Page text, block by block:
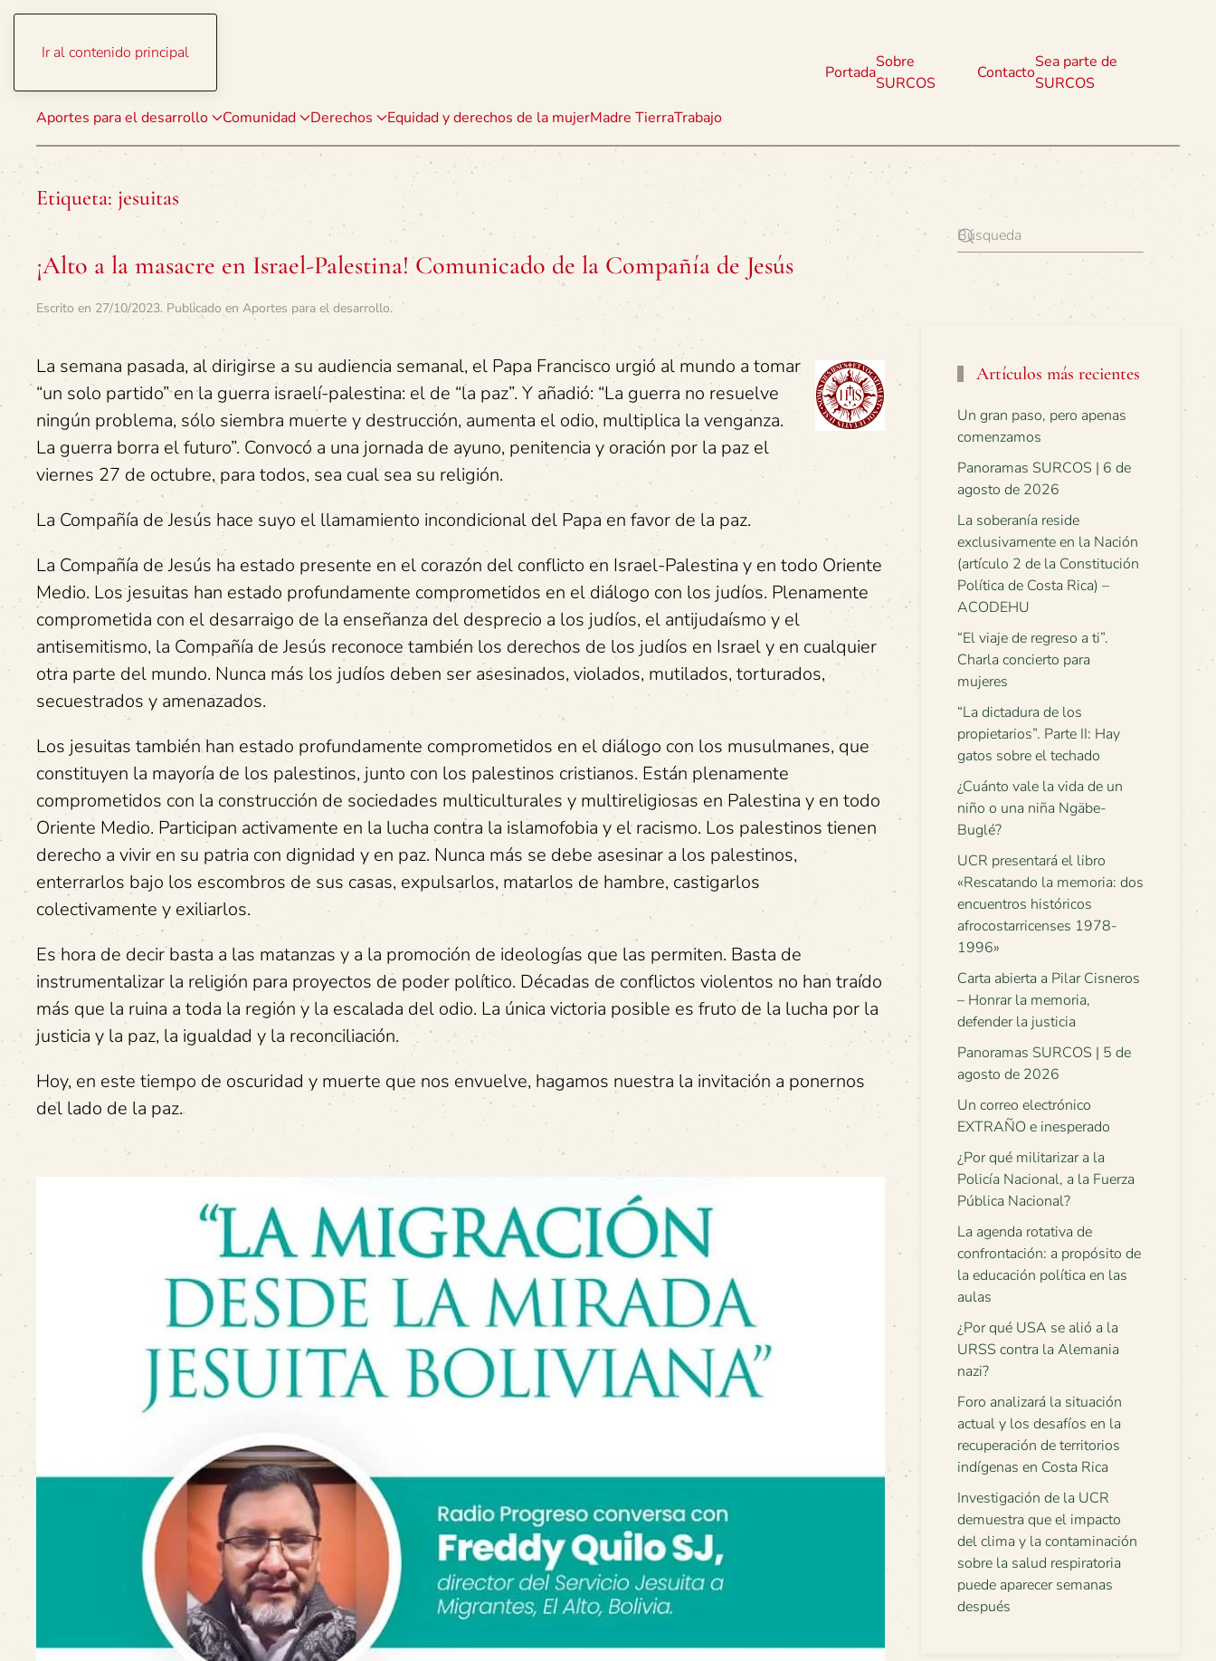
Ir al contenido principal
Aportes para el desarrollo Comunidad Derechos Equidad y derechos de la mujerMadre TierraTrabajo
Portada
Sobre
SURCOS
Contacto
Sea parte de
SURCOS
Etiqueta: jesuitas
¡Alto a la masacre en Israel-Palestina! Comunicado de la Compañía de Jesús
Escrito en 27/10/2023. Publicado en Aportes para el desarrollo.
La semana pasada, al dirigirse a su audiencia semanal, el Papa Francisco urgió al mundo a tomar
“un solo partido” en la guerra israelí-palestina: el de “la paz”. Y añadió: “La guerra no resuelve
ningún problema, sólo siembra muerte y destrucción, aumenta el odio, multiplica la venganza.
La guerra borra el futuro”. Convocó a una jornada de ayuno, penitencia y oración por la paz el
viernes 27 de octubre, para todos, sea cual sea su religión.
La Compañía de Jesús hace suyo el llamamiento incondicional del Papa en favor de la paz.
La Compañía de Jesús ha estado presente en el corazón del conflicto en Israel-Palestina y en todo Oriente
Medio. Los jesuitas han estado profundamente comprometidos en el diálogo con los judíos. Plenamente
comprometida con el desarraigo de la enseñanza del desprecio a los judíos, el antijudaísmo y el
antisemitismo, la Compañía de Jesús reconoce también los derechos de los judíos en Israel y en cualquier
otra parte del mundo. Nunca más los judíos deben ser asesinados, violados, mutilados, torturados,
secuestrados y amenazados.
Los jesuitas también han estado profundamente comprometidos en el diálogo con los musulmanes, que
constituyen la mayoría de los palestinos, junto con los palestinos cristianos. Están plenamente
comprometidos con la construcción de sociedades multiculturales y multireligiosas en Palestina y en todo
Oriente Medio. Participan activamente en la lucha contra la islamofobia y el racismo. Los palestinos tienen
derecho a vivir en su patria con dignidad y en paz. Nunca más se debe asesinar a los palestinos,
enterrarlos bajo los escombros de sus casas, expulsarlos, matarlos de hambre, castigarlos
colectivamente y exiliarlos.
Es hora de decir basta a las matanzas y a la promoción de ideologías que las permiten. Basta de
instrumentalizar la religión para proyectos de poder político. Décadas de conflictos violentos no han traído
más que la ruina a toda la región y la escalada del odio. La única victoria posible es fruto de la lucha por la
justicia y la paz, la igualdad y la reconciliación.
Hoy, en este tiempo de oscuridad y muerte que nos envuelve, hagamos nuestra la invitación a ponernos
del lado de la paz.
Artículos más recientes
Un gran paso, pero apenas
comenzamos
Panoramas SURCOS | 6 de
agosto de 2026
La soberanía reside
exclusivamente en la Nación
(artículo 2 de la Constitución
Política de Costa Rica) –
ACODEHU
“El viaje de regreso a ti”.
Charla concierto para
mujeres
“La dictadura de los
propietarios”. Parte II: Hay
gatos sobre el techado
¿Cuánto vale la vida de un
niño o una niña Ngäbe-
Buglé?
UCR presentará el libro
«Rescatando la memoria: dos
encuentros históricos
afrocostarricenses 1978-
1996»
Carta abierta a Pilar Cisneros
– Honrar la memoria,
defender la justicia
Panoramas SURCOS | 5 de
agosto de 2026
Un correo electrónico
EXTRAÑO e inesperado
¿Por qué militarizar a la
Policía Nacional, a la Fuerza
Pública Nacional?
La agenda rotativa de
confrontación: a propósito de
la educación política en las
aulas
¿Por qué USA se alió a la
URSS contra la Alemania
nazi?
Foro analizará la situación
actual y los desafíos en la
recuperación de territorios
indígenas en Costa Rica
Investigación de la UCR
demuestra que el impacto
del clima y la contaminación
sobre la salud respiratoria
puede aparecer semanas
después